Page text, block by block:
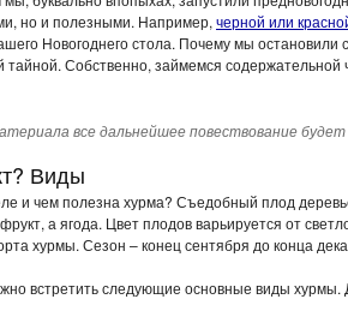
но и полезными. Например, черной или
Новогоднего стола. Почему мы
тайной. Собственно, займемся содержательной
все дальнейшее повествование
Виды
и чем полезна хурма? Съедобный плод
а ягода. Цвет плодов варьируется от
хурмы. Сезон – конец сентября до конца
встретить следующие основные виды